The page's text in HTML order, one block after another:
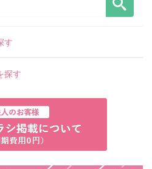
す
探す